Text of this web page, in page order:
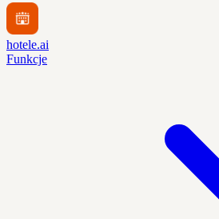
hotele.ai
Funkcje